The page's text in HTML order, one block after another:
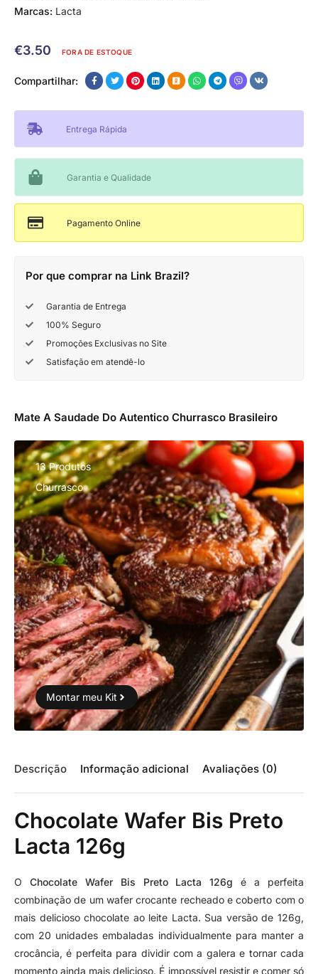
Marcas: Lacta
€3.50 FORA DE ESTOQUE
Compartilhar:
Entrega Rápida
Garantia e Qualidade
Pagamento Online
Por que comprar na Link Brazil?
Garantia de Entrega
100% Seguro
Promoções Exclusivas no Site
Satisfação em atendê-lo
Mate A Saudade Do Autentico Churrasco Brasileiro
13 Produtos
Churrasco
Montar meu Kit
Descrição Informação adicional Avaliações (0)
Chocolate Wafer Bis Preto
Lacta 126g
O Chocolate Wafer Bis Preto Lacta 126g é a perfeita
combinação de um wafer crocante recheado e coberto com o
mais delicioso chocolate ao leite Lacta. Sua versão de 126g,
com 20 unidades embaladas individualmente para manter a
crocância, é perfeita para dividir com a galera e tornar cada
momento ainda mais delicioso. É impossível resistir e comer só